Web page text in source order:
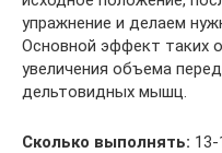
упражнение и делаем
Основной эффект таких
увеличения объема
дельтовидных мышц.
Сколько выполнять: